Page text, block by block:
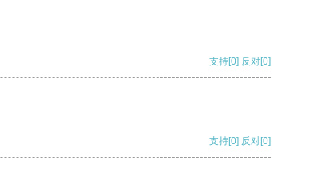
支持[0] 反对[0]
支持[0] 反对[0]